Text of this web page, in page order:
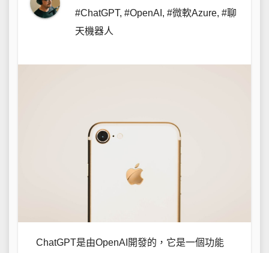
#ChatGPT, #OpenAI , #微軟Azure, #聊
天機器人
ChatGPT是由OpenAI開發的，它是一個功能